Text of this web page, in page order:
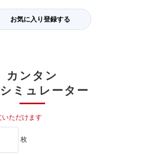
お気に入り登録する
カンタン
ミュレーター
ただけます
枚